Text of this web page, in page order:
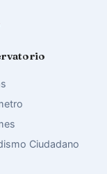
Ciudadano